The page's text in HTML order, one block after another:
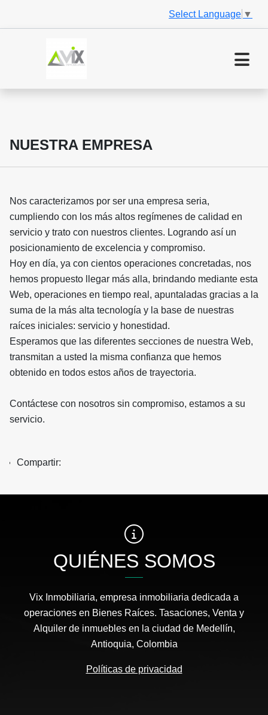
Select Language ▼
NUESTRA EMPRESA
Nos caracterizamos por ser una empresa seria,
cumpliendo con los más altos regímenes de calidad en
servicio y trato con nuestros clientes. Logrando así un
posicionamiento de excelencia y compromiso.
Hoy en día, ya con cientos operaciones concretadas, nos
hemos propuesto llegar más alla, brindando mediante esta
Web, operaciones en tiempo real, apuntaladas gracias a la
suma de la más alta tecnología y la base de nuestras
raíces iniciales: servicio y honestidad.
Esperamos que las diferentes secciones de nuestra Web,
transmitan a usted la misma confianza que hemos
obtenido en todos estos años de trayectoria.
Contáctese con nosotros sin compromiso, estamos a su
servicio.
Compartir:
QUIÉNES SOMOS
Vix Inmobiliaria, empresa inmobiliaria dedicada a
operaciones en Bienes Raíces. Tasaciones, Venta y
Alquiler de inmuebles en la ciudad de Medellín,
Antioquia, Colombia
Políticas de privacidad